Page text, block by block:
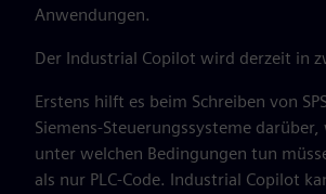
Anwendungen.
Der Industrial Copilot wird derzeit in
Erstens hilft es beim Schreiben von
Siemens-Steuerungssysteme
unter welchen Bedingungen tun
als nur PLC-Code. Industrial Copilot